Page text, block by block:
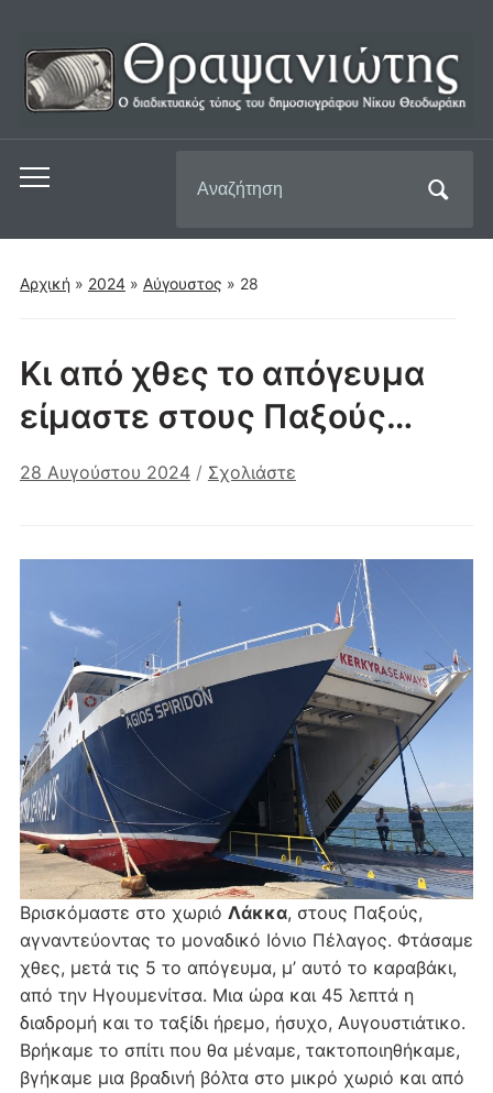
Εναλλαγή
μενού
για
για:
Αρχική » 2024» Αύγουστος » 28
Κι από χθες το απόγευμα
είμαστε στους Παξούς…
28 Αυγούστου 2024 / Σχολιάστε
Βρισκόμαστε στο χωριό Λάκκα, στους Παξούς,
αγναντεύοντας το μοναδικό Ιόνιο Πέλαγος. Φτάσαμε
χθες, μετά τις 5 το απόγευμα, μ’ αυτό το καραβάκι,
από την Ηγουμενίτσα. Μια ώρα και 45 λεπτά η
διαδρομή και το ταξίδι ήρεμο, ήσυχο, Αυγουστιάτικο.
Βρήκαμε το σπίτι που θα μέναμε, τακτοποιηθήκαμε,
βγήκαμε μια βραδινή βόλτα στο μικρό χωριό και από